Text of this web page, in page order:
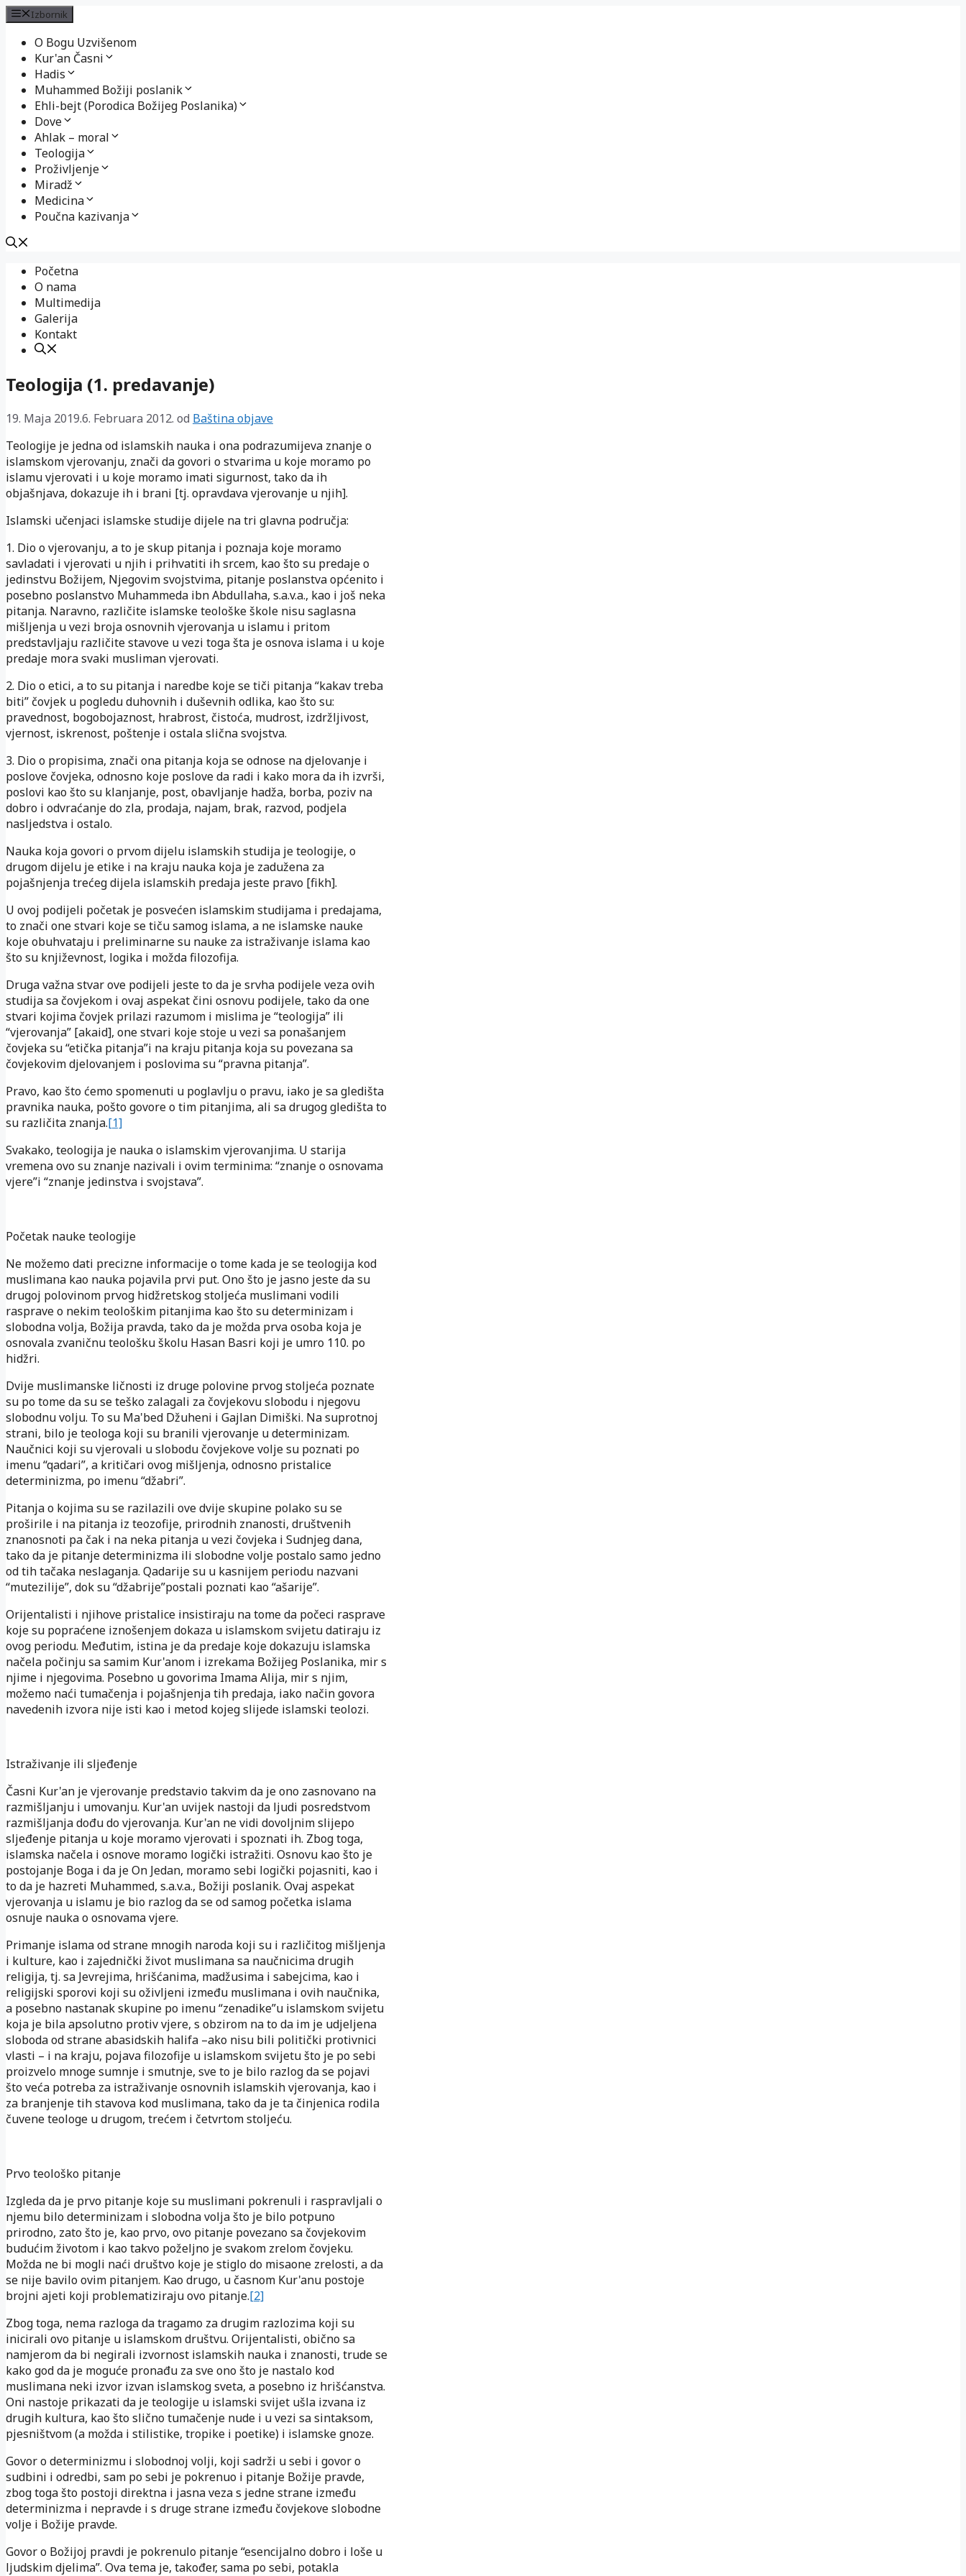
Izbornik
O Bogu Uzvišenom
Kur'an Časni
Hadis
Muhammed Božiji poslanik
Ehli-bejt (Porodica Božijeg Poslanika)
Dove
Ahlak – moral
Teologija
Proživljenje
Miradž
Medicina
Poučna kazivanja
sadržaj
Početna
O nama
Multimedija
Galerija
Kontakt
Teologija (1. predavanje)
19. Maja 2019.6. Februara 2012. od Baština objave
Teologije je jedna od islamskih nauka i ona podrazumijeva znanje o
islamskom vjerovanju, znači da govori o stvarima u koje moramo po
islamu vjerovati i u koje moramo imati sigurnost, tako da ih
objašnjava, dokazuje ih i brani [tj. opravdava vjerovanje u njih].
Islamski učenjaci islamske studije dijele na tri glavna područja:
1. Dio o vjerovanju, a to je skup pitanja i poznaja koje moramo
savladati i vjerovati u njih i prihvatiti ih srcem, kao što su predaje o
jedinstvu Božijem, Njegovim svojstvima, pitanje poslanstva općenito i
posebno poslanstvo Muhammeda ibn Abdullaha, s.a.v.a., kao i još neka
pitanja. Naravno, različite islamske teološke škole nisu saglasna
mišljenja u vezi broja osnovnih vjerovanja u islamu i pritom
predstavljaju različite stavove u vezi toga šta je osnova islama i u koje
predaje mora svaki musliman vjerovati.
2. Dio o etici, a to su pitanja i naredbe koje se tiči pitanja “kakav treba
biti” čovjek u pogledu duhovnih i duševnih odlika, kao što su:
pravednost, bogobojaznost, hrabrost, čistoća, mudrost, izdržljivost,
vjernost, iskrenost, poštenje i ostala slična svojstva.
3. Dio o propisima, znači ona pitanja koja se odnose na djelovanje i
poslove čovjeka, odnosno koje poslove da radi i kako mora da ih izvrši,
poslovi kao što su klanjanje, post, obavljanje hadža, borba, poziv na
dobro i odvraćanje do zla, prodaja, najam, brak, razvod, podjela
nasljedstva i ostalo.
Nauka koja govori o prvom dijelu islamskih studija je teologije, o
drugom dijelu je etike i na kraju nauka koja je zadužena za
pojašnjenja trećeg dijela islamskih predaja jeste pravo [fikh].
U ovoj podijeli početak je posvećen islamskim studijama i predajama,
to znači one stvari koje se tiču samog islama, a ne islamske nauke
koje obuhvataju i preliminarne su nauke za istraživanje islama kao
što su književnost, logika i možda filozofija.
Druga važna stvar ove podijeli jeste to da je srvha podijele veza ovih
studija sa čovjekom i ovaj aspekat čini osnovu podijele, tako da one
stvari kojima čovjek prilazi razumom i mislima je “teologija” ili
“vjerovanja” [akaid], one stvari koje stoje u vezi sa ponašanjem
čovjeka su “etička pitanja”i na kraju pitanja koja su povezana sa
čovjekovim djelovanjem i poslovima su “pravna pitanja”.
Pravo, kao što ćemo spomenuti u poglavlju o pravu, iako je sa gledišta
pravnika nauka, pošto govore o tim pitanjima, ali sa drugog gledišta to
su različita znanja.[1]
Svakako, teologija je nauka o islamskim vjerovanjima. U starija
vremena ovo su znanje nazivali i ovim terminima: “znanje o osnovama
vjere”i “znanje jedinstva i svojstava”.
Početak nauke teologije
Ne možemo dati precizne informacije o tome kada je se teologija kod
muslimana kao nauka pojavila prvi put. Ono što je jasno jeste da su
drugoj polovinom prvog hidžretskog stoljeća muslimani vodili
rasprave o nekim teološkim pitanjima kao što su determinizam i
slobodna volja, Božija pravda, tako da je možda prva osoba koja je
osnovala zvaničnu teološku školu Hasan Basri koji je umro 110. po
hidžri.
Dvije muslimanske ličnosti iz druge polovine prvog stoljeća poznate
su po tome da su se teško zalagali za čovjekovu slobodu i njegovu
slobodnu volju. To su Ma'bed Džuheni i Gajlan Dimiški. Na suprotnoj
strani, bilo je teologa koji su branili vjerovanje u determinizam.
Naučnici koji su vjerovali u slobodu čovjekove volje su poznati po
imenu “qadari”, a kritičari ovog mišljenja, odnosno pristalice
determinizma, po imenu “džabri”.
Pitanja o kojima su se razilazili ove dvije skupine polako su se
proširile i na pitanja iz teozofije, prirodnih znanosti, društvenih
znanosnoti pa čak i na neka pitanja u vezi čovjeka i Sudnjeg dana,
tako da je pitanje determinizma ili slobodne volje postalo samo jedno
od tih tačaka neslaganja. Qadarije su u kasnijem periodu nazvani
“mutezilije”, dok su “džabrije”postali poznati kao “ašarije”.
Orijentalisti i njihove pristalice insistiraju na tome da počeci rasprave
koje su popraćene iznošenjem dokaza u islamskom svijetu datiraju iz
ovog periodu. Međutim, istina je da predaje koje dokazuju islamska
načela počinju sa samim Kur'anom i izrekama Božijeg Poslanika, mir s
njime i njegovima. Posebno u govorima Imama Alija, mir s njim,
možemo naći tumačenja i pojašnjenja tih predaja, iako način govora
navedenih izvora nije isti kao i metod kojeg slijede islamski teolozi.
Istraživanje ili sljeđenje
Časni Kur'an je vjerovanje predstavio takvim da je ono zasnovano na
razmišljanju i umovanju. Kur'an uvijek nastoji da ljudi posredstvom
razmišljanja dođu do vjerovanja. Kur'an ne vidi dovoljnim slijepo
sljeđenje pitanja u koje moramo vjerovati i spoznati ih. Zbog toga,
islamska načela i osnove moramo logički istražiti. Osnovu kao što je
postojanje Boga i da je On Jedan, moramo sebi logički pojasniti, kao i
to da je hazreti Muhammed, s.a.v.a., Božiji poslanik. Ovaj aspekat
vjerovanja u islamu je bio razlog da se od samog početka islama
osnuje nauka o osnovama vjere.
Primanje islama od strane mnogih naroda koji su i različitog mišljenja
i kulture, kao i zajednički život muslimana sa naučnicima drugih
religija, tj. sa Jevrejima, hrišćanima, madžusima i sabejcima, kao i
religijski sporovi koji su oživljeni između muslimana i ovih naučnika,
a posebno nastanak skupine po imenu “zenadike”u islamskom svijetu
koja je bila apsolutno protiv vjere, s obzirom na to da im je udjeljena
sloboda od strane abasidskih halifa –ako nisu bili politički protivnici
vlasti – i na kraju, pojava filozofije u islamskom svijetu što je po sebi
proizvelo mnoge sumnje i smutnje, sve to je bilo razlog da se pojavi
što veća potreba za istraživanje osnovnih islamskih vjerovanja, kao i
za branjenje tih stavova kod muslimana, tako da je ta činjenica rodila
čuvene teologe u drugom, trećem i četvrtom stoljeću.
Prvo teološko pitanje
Izgleda da je prvo pitanje koje su muslimani pokrenuli i raspravljali o
njemu bilo determinizam i slobodna volja što je bilo potpuno
prirodno, zato što je, kao prvo, ovo pitanje povezano sa čovjekovim
budućim životom i kao takvo poželjno je svakom zrelom čovjeku.
Možda ne bi mogli naći društvo koje je stiglo do misaone zrelosti, a da
se nije bavilo ovim pitanjem. Kao drugo, u časnom Kur'anu postoje
brojni ajeti koji problematiziraju ovo pitanje.[2]
Zbog toga, nema razloga da tragamo za drugim razlozima koji su
inicirali ovo pitanje u islamskom društvu. Orijentalisti, obično sa
namjerom da bi negirali izvornost islamskih nauka i znanosti, trude se
kako god da je moguće pronađu za sve ono što je nastalo kod
muslimana neki izvor izvan islamskog sveta, a posebno iz hrišćanstva.
Oni nastoje prikazati da je teologije u islamski svijet ušla izvana iz
drugih kultura, kao što slično tumačenje nude i u vezi sa sintaksom,
pjesništvom (a možda i stilistike, tropike i poetike) i islamske gnoze.
Govor o determinizmu i slobodnoj volji, koji sadrži u sebi i govor o
sudbini i odredbi, sam po sebi je pokrenuo i pitanje Božije pravde,
zbog toga što postoji direktna i jasna veza s jedne strane između
determinizma i nepravde i s druge strane između čovjekove slobodne
volje i Božije pravde.
Govor o Božijoj pravdi je pokrenulo pitanje “esencijalno dobro i loše u
ljudskim djelima”. Ova tema je, također, sama po sebi, potakla